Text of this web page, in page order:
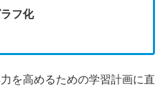
フ化
を高めるための学習計画に直